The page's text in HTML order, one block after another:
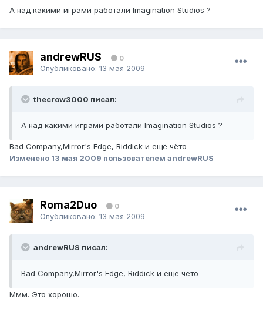
А над какими играми работали Imagination Studios ?
andrewRUS 0
Опубликовано: 13 мая 2009
thecrow3000 писал:
А над какими играми работали Imagination Studios ?
Bad Company,Mirror's Edge, Riddick и ещё чёто
Изменено 13 мая 2009 пользователем andrewRUS
Roma2Duo 0
Опубликовано: 13 мая 2009
andrewRUS писал:
Bad Company,Mirror's Edge, Riddick и ещё чёто
Ммм. Это хорошо.